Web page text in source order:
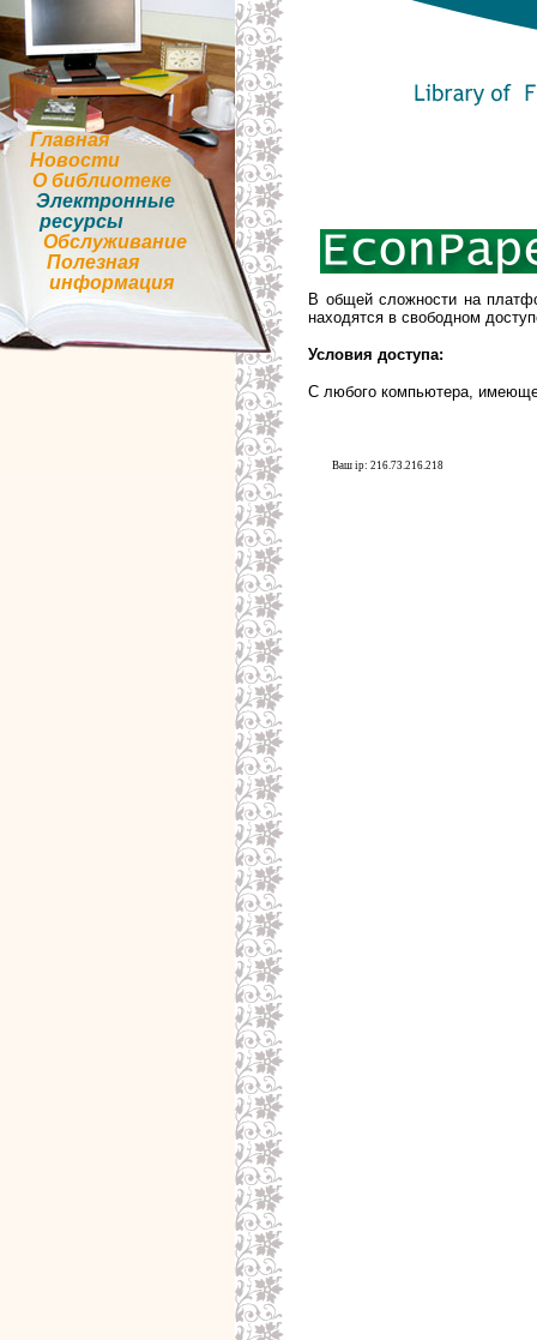
Главная
Новости
О библиотеке
Электронные
ресурсы
Обслуживание
Полезная
информация
В общей сложности на
находятся в свободном
Условия доступа:
С любого компьютера,
Ваш ip: 216.73.216.218